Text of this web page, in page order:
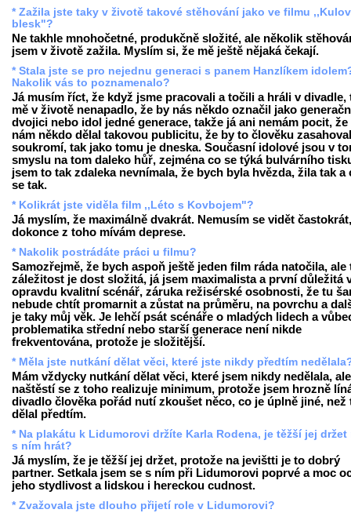
* Zažila jste taky v životě takové stěhování jako ve filmu
blesk"?
Ne takhle mnohočetné, produkčně složité, ale několik
jsem v životě zažila. Myslím si, že mě ještě nějaká čekají.
* Stala jste se pro nejednu generaci s panem Hanzlíkem
Nakolik vás to poznamenalo?
Já musím říct, že když jsme pracovali a točili a hráli v divadle,
mě v životě nenapadlo, že by nás někdo označil jako
dvojici nebo idol jedné generace, takže já ani nemám pocit, že
nám někdo dělal takovou publicitu, že by to člověku
soukromí, tak jako tomu je dneska. Současní idolové jsou v
smyslu na tom daleko hůř, zejména co se týká bulvárního
jsem to tak zdaleka nevnímala, že bych byla hvězda, žila tak a
se tak.
* Kolikrát jste viděla film ,,Léto s Kovbojem"?
Já myslím, že maximálně dvakrát. Nemusím se vidět častokrát,
dokonce z toho mívám deprese.
* Nakolik postrádáte práci u filmu?
Samozřejmě, že bych aspoň ještě jeden film ráda natočila, ale
záležitost je dost složitá, já jsem maximalista a první důležitá
opravdu kvalitní scénář, záruka režisérské osobnosti, že tu
nebude chtít promarnit a zůstat na průměru, na povrchu a
je taky můj věk. Je lehčí psát scénáře o mladých lidech a
problematika střední nebo starší generace není nikde
frekventována, protože je složitější.
* Měla jste nutkání dělat věci, které jste nikdy předtím
Mám vždycky nutkání dělat věci, které jsem nikdy nedělala, ale
naštěstí se z toho realizuje minimum, protože jsem hrozně
divadlo člověka pořád nutí zkoušet něco, co je úplně jiné, než
dělal předtím.
* Na plakátu k Lidumorovi držíte Karla Rodena, je těžší jej držet
s ním hrát?
Já myslím, že je těžší jej držet, protože na jevištti je to dobrý
partner. Setkala jsem se s ním při Lidumorovi poprvé a moc
jeho stydlivost a lidskou i hereckou cudnost.
* Zvažovala jste dlouho přijetí role v Lidumorovi?